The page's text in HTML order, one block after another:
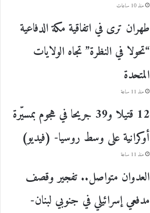
منذ 10 ساعات
طهران ترى في اتفاقية مكة الدفاعية
“تحولا في النظرة” تجاه الولايات
المتحدة
منذ 11 ساعة
12 قتيلا و39 جريحا في هجوم بمسيّرة
أوكرانية على وسط روسيا- (فيديو)
منذ 11 ساعة
العدوان متواصل.. تفجير وقصف
مدفعي إسرائيلي في جنوبي لبنان-